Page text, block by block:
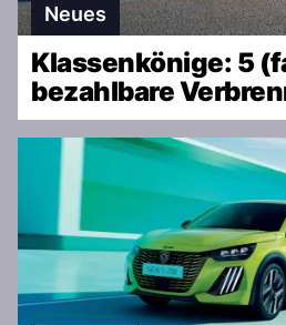
Neues
Klassenkönige: 5
bezahlbare